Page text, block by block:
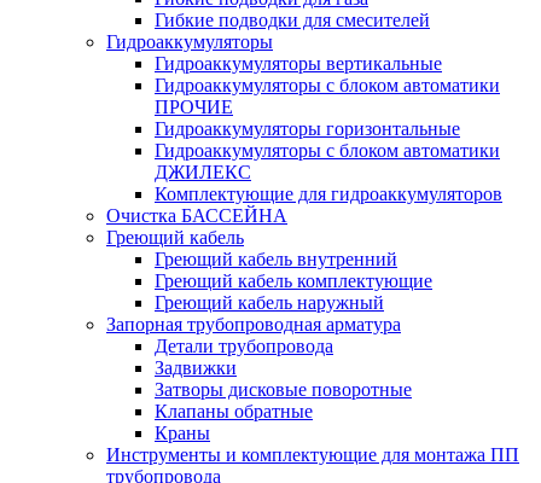
Гибкие подводки для смесителей
Гидроаккумуляторы
Гидроаккумуляторы вертикальные
Гидроаккумуляторы с блоком автоматики
ПРОЧИЕ
Гидроаккумуляторы горизонтальные
Гидроаккумуляторы с блоком автоматики
ДЖИЛЕКС
Комплектующие для гидроаккумуляторов
Очистка БАССЕЙНА
Греющий кабель
Греющий кабель внутренний
Греющий кабель комплектующие
Греющий кабель наружный
Запорная трубопроводная арматура
Детали трубопровода
Задвижки
Затворы дисковые поворотные
Клапаны обратные
Краны
Инструменты и комплектующие для монтажа ПП
трубопровода